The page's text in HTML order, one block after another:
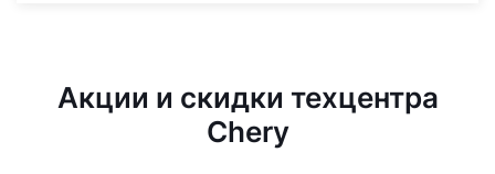
Акции и скидки техцентра
Chery